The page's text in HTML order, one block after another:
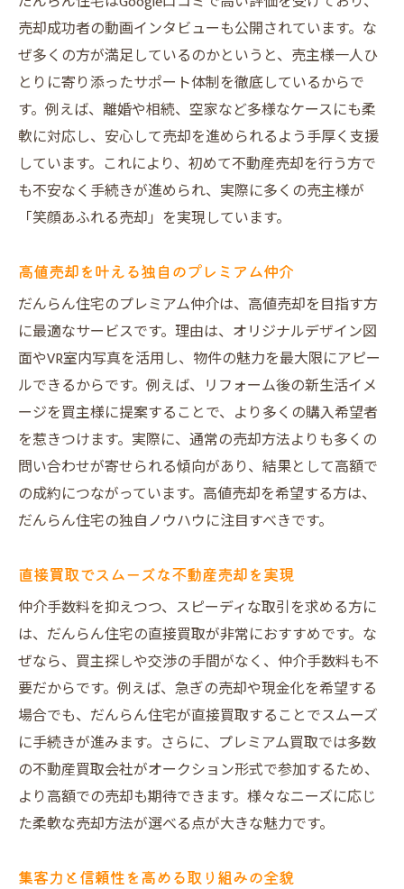
売却成功者の動画インタビューも公開されています。な
ぜ多くの方が満足しているのかというと、売主様一人ひ
とりに寄り添ったサポート体制を徹底しているからで
す。例えば、離婚や相続、空家など多様なケースにも柔
軟に対応し、安心して売却を進められるよう手厚く支援
しています。これにより、初めて不動産売却を行う方で
も不安なく手続きが進められ、実際に多くの売主様が
「笑顔あふれる売却」を実現しています。
高値売却を叶える独自のプレミアム仲介
だんらん住宅のプレミアム仲介は、高値売却を目指す方
に最適なサービスです。理由は、オリジナルデザイン図
面やVR室内写真を活用し、物件の魅力を最大限にアピー
ルできるからです。例えば、リフォーム後の新生活イメ
ージを買主様に提案することで、より多くの購入希望者
を惹きつけます。実際に、通常の売却方法よりも多くの
問い合わせが寄せられる傾向があり、結果として高額で
の成約につながっています。高値売却を希望する方は、
だんらん住宅の独自ノウハウに注目すべきです。
直接買取でスムーズな不動産売却を実現
仲介手数料を抑えつつ、スピーディな取引を求める方に
は、だんらん住宅の直接買取が非常におすすめです。な
ぜなら、買主探しや交渉の手間がなく、仲介手数料も不
要だからです。例えば、急ぎの売却や現金化を希望する
場合でも、だんらん住宅が直接買取することでスムーズ
に手続きが進みます。さらに、プレミアム買取では多数
の不動産買取会社がオークション形式で参加するため、
より高額での売却も期待できます。様々なニーズに応じ
た柔軟な売却方法が選べる点が大きな魅力です。
集客力と信頼性を高める取り組みの全貌